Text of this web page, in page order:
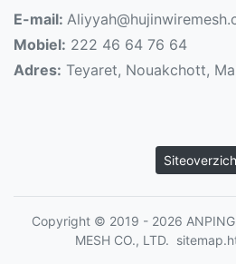
E-mail:
Mobiel: 222 46 64 76 64
Adres: Teyaret, Nouakchott,
Copyright © 2019 - 2026 ANPING
MESH CO., LTD.